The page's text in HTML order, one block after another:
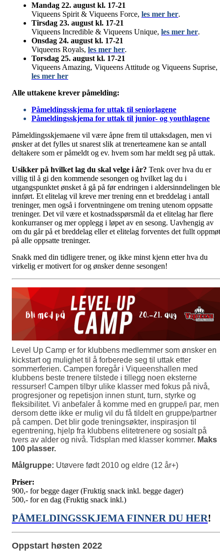
Mandag 22. august kl. 17-21
Viqueens Spirit & Viqueens Force, les mer her.
Tirsdag 23. august kl. 17-21
Viqueens Incredible & Viqueens Unique, les mer her.
Onsdag 24. august kl. 17-21
Viqueens Royals, les mer her.
Torsdag 25. august kl. 17-21
Viqueens Amazing, Viqueens Attitude og Viqueens Suprise,
les mer her
Alle uttakene krever påmelding:
Påmeldingsskjema for uttak til seniorlagene
Påmeldingsskjema for uttak til junior- og youthlagene
Påmeldingsskjemaene vil være åpne frem til uttaksdagen, men vi
ønsker at det fylles ut snarest slik at trenerteamene kan se antall
deltakere som er påmeldt og ev. hvem som har meldt seg på uttak.
Usikker på hvilket lag du skal velge i år? Tenk over hva du er
villig til å gi den kommende sesongen og hvilket lag du i
utgangspunktet ønsket å gå på før endringen i aldersinndelingen ble
innført. Et elitelag vil kreve mer trening enn et breddelag i antall
treninger, men også i forventningene om trening utenom oppsatte
treninger. Det vil være et kostnadsspørsmål da et elitelag har flere
konkurranser og mer opplegg i løpet av en sesong. Uavhengig av
om du går på et breddelag eller et elitelag forventes det fullt
på alle oppsatte treninger.
Snakk med din tidligere trener, og ikke minst kjenn etter hva du
virkelig er motivert for og ønsker denne sesongen!
Level Up Camp er for klubbens medlemmer som ønsker en
kickstart og mulighet til å forberede seg til uttak etter
sommerferien. Campen foregår i Viqueenshallen med
klubbens beste trenere tilstede i tillegg noen eksterne
ressurser! Campen tilbyr ulike klasser med fokus på nivå,
progresjoner og repetisjon innen stunt, turn, styrke og
fleksibilitet. Vi anbefaler å komme med en gruppe/i par, men
dersom dette ikke er mulig vil du få tildelt en gruppe/partner
på campen. Det blir gode treningsøkter, inspirasjon til
egentrening, hjelp fra klubbens elitetrenere og sosialt på
tvers av alder og nivå. Tidsplan med klasser kommer. Maks
100 plasser.
Målgruppe: Utøvere født 2010 og eldre (12 år+)
Priser:
900,- for begge dager (Fruktig snack inkl. begge dager)
500,- for en dag (Fruktig snack inkl.)
PÅMELDINGSSKJEMA FINNER DU HER!
Oppstart høsten 2022